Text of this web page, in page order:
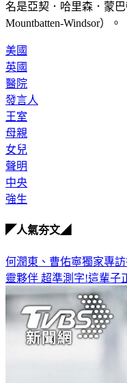
名是亞契．哈里森．蒙巴
Mountbatten-Windsor）。
美國
英國
醫院
發言人
王室
母親
女兒
聲明
中央
強生
◤人氣夯文◢
何潤東、曹佑寧獨家專
靈夥伴 超準測字!這輩子